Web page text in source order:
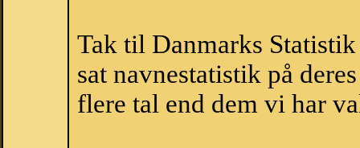
Tak til Danmarks
sat navnestatistik på
flere tal end dem vi har